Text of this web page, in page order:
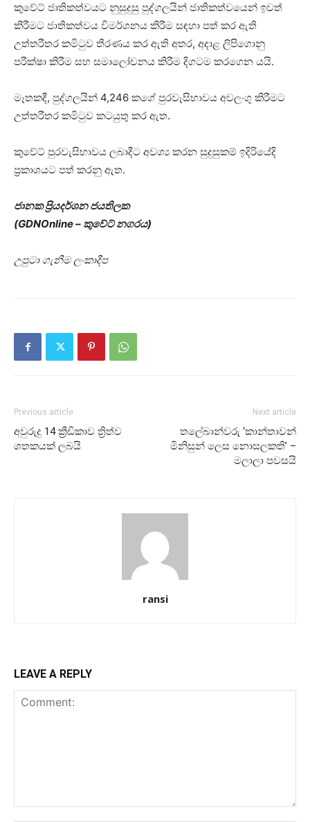
කුවේට් ජාතිකත්වයට නුසුදුසු පුද්ගලයින් ජාතිකත්වයෙන් ඉවත්
කිරීමට ජාතිකත්වය විමර්ශනය කිරීම සඳහා පත් කර ඇති
උත්තරීතර කමිටුව තීරණය කර ඇති අතර, අදාළ ලිපිගොනු
පරීක්ෂා කිරීම සහ සමාලෝචනය කිරීම දිගටම කරගෙන යයි.
මෑතකදී, පුද්ගලයින් 4,246 කගේ පුරවැසිභාවය අවලංගු කිරීමට
උත්තරීතර කමිටුව කටයුතු කර ඇත.
කුවේට් පුරවැසිභාවය ලබාදීට අවශ්‍ය කරන සුදුසුකම් ඉදිරියේදි
ප්‍රකාශයට පත් කරනු ඇත.
ජානක ප්‍රියදර්ශන ජයතිලක
(GDNOnline – කුවේට් නගරය)
උපුටා ගැනීම ලංකාදීප
Previous article
අවුරුදු 14 ක්‍රීඩිකාව ත්‍රිත්ව
ශතකයක් ලබයි
Next article
තලේබාන්වරු ‘කාන්තාවන්
මිනිසුන් ලෙස නොසලකති’ –
මලාලා පවසයි
ransi
LEAVE A REPLY